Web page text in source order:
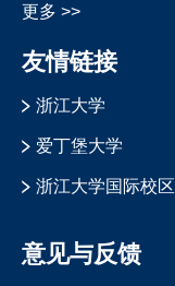
更多 >>
友情链接
浙江大学
爱丁堡大学
浙江大学国际校区
意见与反馈